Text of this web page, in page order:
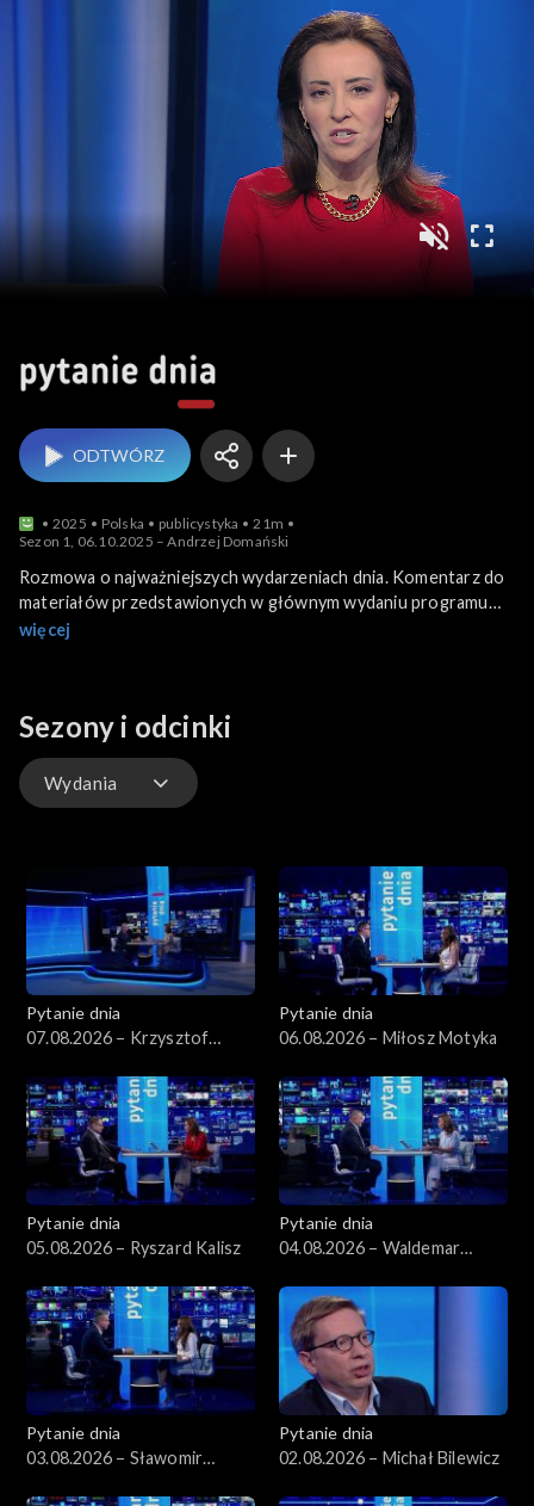
Pytanie dnia
ODTWÓRZ
2025 Polska publicystyka
21m
Sezon 1, 06.10.2025 – Andrzej Domański
Rozmowa o najważniejszych wydarzeniach dnia. Komentarz do
materiałów przedstawionych w głównym wydaniu programu
informacyjnego.
więcej
Sezony i odcinki
Wydania
Pytanie dnia
07.08.2026 – Krzysztof
Pytanie dnia
06.08.2026 – Miłosz Motyka
Pytanie dnia
05.08.2026 – Ryszard Kalisz
Pytanie dnia
04.08.2026 – Waldemar
Pytanie dnia
03.08.2026 – Sławomir
Pytanie dnia
02.08.2026 – Michał Bilewicz